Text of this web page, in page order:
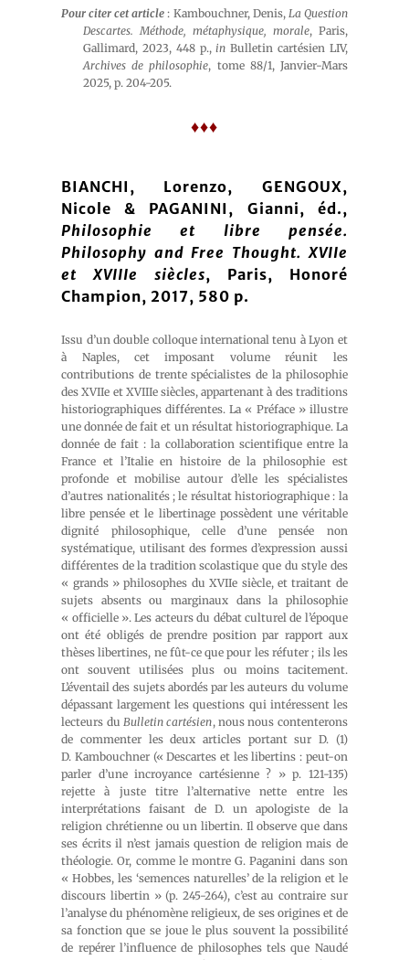
Pour citer cet article : Kambouchner, Denis, La Question
Descartes. Méthode, métaphysique, morale, Paris,
Gallimard, 2023, 448 p.,in Bulletin cartésien LIV,
Archives de philosophie, tome 88/1, Janvier-Mars
2025, p. 204-205.
♦♦♦
BIANCHI, Lorenzo, GENGOUX,
Nicole & PAGANINI, Gianni, éd.,
Philosophie et libre pensée.
Philosophy and Free Thought. XVIIe
et XVIIIe siècles, Paris, Honoré
Champion, 2017, 580 p.
Issu d’un double colloque international tenu à Lyon et
à Naples, cet imposant volume réunit les
contributions de trente spécialistes de la philosophie
des XVIIe et XVIIIe siècles, appartenant à des traditions
historiographiques différentes. La « Préface » illustre
une donnée de fait et un résultat historiographique. La
donnée de fait : la collaboration scientifique entre la
France et l’Italie en histoire de la philosophie est
profonde et mobilise autour d’elle les spécialistes
d’autres nationalités ; le résultat historiographique : la
libre pensée et le libertinage possèdent une véritable
dignité philosophique, celle d’une pensée non
systématique, utilisant des formes d’expression aussi
différentes de la tradition scolastique que du style des
« grands » philosophes du XVIIe siècle, et traitant de
sujets absents ou marginaux dans la philosophie
« officielle ». Les acteurs du débat culturel de l’époque
ont été obligés de prendre position par rapport aux
thèses libertines, ne fût-ce que pour les réfuter ; ils les
ont souvent utilisées plus ou moins tacitement.
L’éventail des sujets abordés par les auteurs du volume
dépassant largement les questions qui intéressent les
lecteurs duBulletin cartésien, nous nous contenterons
de commenter les deux articles portant sur D. (1)
D. Kambouchner (« Descartes et les libertins : peut-on
parler d’une incroyance cartésienne ? » p. 121-135)
rejette à juste titre l’alternative nette entre les
interprétations faisant de D. un apologiste de la
religion chrétienne ou un libertin. Il observe que dans
ses écrits il n’est jamais question de religion mais de
théologie. Or, comme le montre G. Paganini dans son
« Hobbes, les ‘semences naturelles’ de la religion et le
discours libertin » (p. 245-264), c’est au contraire sur
l’analyse du phénomène religieux, de ses origines et de
sa fonction que se joue le plus souvent la possibilité
de repérer l’influence de philosophes tels que Naudé